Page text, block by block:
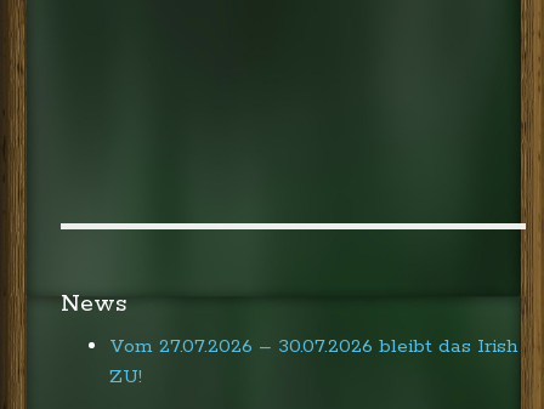
News
Vom 27.07.2026 – 30.07.2026 bleibt das Irish
ZU!